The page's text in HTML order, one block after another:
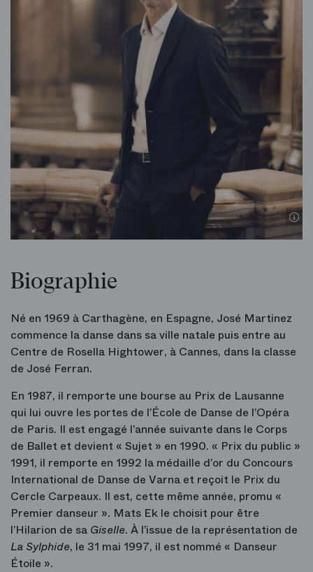
Biographie
Né en 1969 à Carthagène, en Espagne, José Martinez
commence la danse dans sa ville natale puis entre au
Centre de Rosella Hightower, à Cannes, dans la classe
de José Ferran.
En 1987, il remporte une bourse au Prix de Lausanne
qui lui ouvre les portes de l’École de Danse de l’Opéra
de Paris. Il est engagé l’année suivante dans le Corps
de Ballet et devient « Sujet » en 1990. « Prix du public »
1991, il remporte en 1992 la médaille d’or du Concours
International de Danse de Varna et reçoit le Prix du
Cercle Carpeaux. Il est, cette même année, promu «
Premier danseur ». Mats Ek le choisit pour être
l’Hilarion de sa Giselle. À l’issue de la représentation de
La Sylphide, le 31 mai 1997, il est nommé « Danseur
Étoile ».